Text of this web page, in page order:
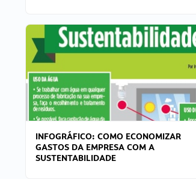
INFOGRÁFICO: COMO ECONOMIZAR
GASTOS DA EMPRESA COM A
SUSTENTABILIDADE